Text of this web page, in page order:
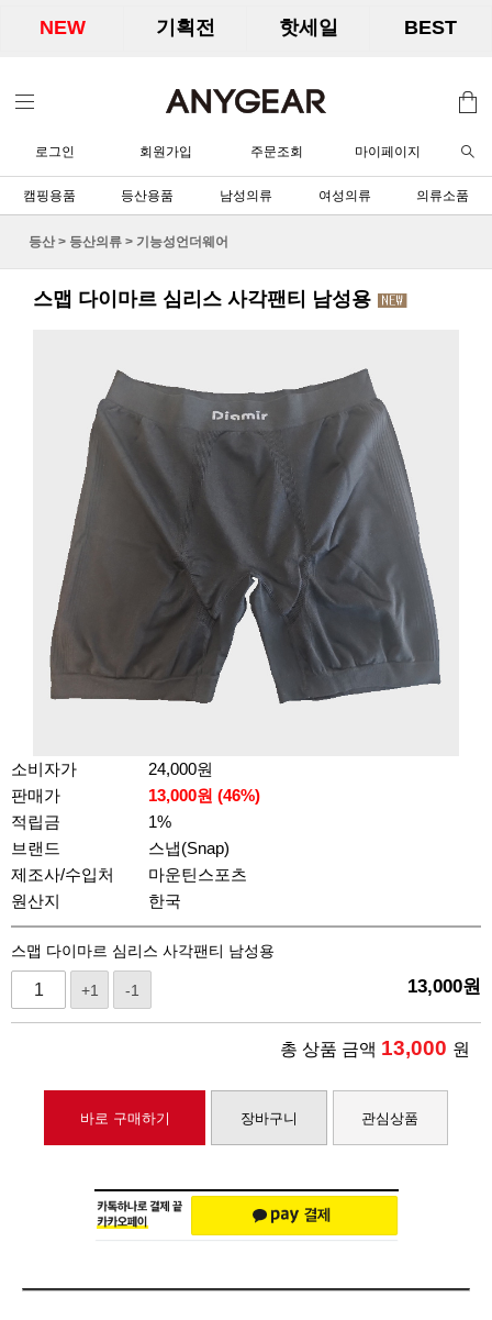
NEW 기획전 핫세일 BEST
로그인 회원가입 주문조회 마이페이지
캠핑용품 등산용품 남성의류 여성의류 의류소품
등산 > 등산의류 > 기능성언더웨어
스맵 다이마르 심리스 사각팬티 남성용
소비자가
24,000원
판매가
13,000원 (46%)
적립금
1%
브랜드
스냅(Snap)
제조사/수입처
마운틴스포츠
원산지
한국
스맵 다이마르 심리스 사각팬티 남성용
+1 -1 13,000원
총 상품 금액 13,000 원
바로 구매하기 장바구니 관심상품